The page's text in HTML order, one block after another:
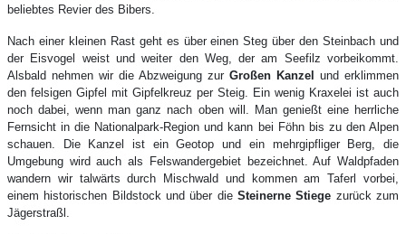
beliebtes Revier des Bibers.
Nach einer kleinen Rast geht es über einen Steg über den Steinbach und
der Eisvogel weist und weiter den Weg, der am Seefilz vorbeikommt.
Alsbald nehmen wir die Abzweigung zur Großen Kanzel
und erklimmen
den felsigen Gipfel mit Gipfelkreuz per Steig. Ein wenig Kraxelei ist auch
noch dabei, wenn man ganz nach oben will. Man genießt eine herrliche
Fernsicht in die Nationalpark-Region und kann bei Föhn bis zu den Alpen
schauen. Die Kanzel ist ein Geotop und ein mehrgipfliger Berg, die
Umgebung wird auch als Felswandergebiet bezeichnet. Auf Waldpfaden
wandern wir talwärts durch Mischwald und kommen am Taferl vorbei,
einem historischen Bildstock und über die Steinerne Stiege zurück zum
Jägerstraßl.